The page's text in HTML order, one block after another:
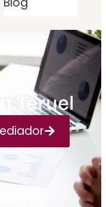
Teruel